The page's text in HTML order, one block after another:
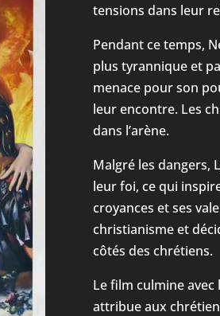
tensions dans leur
Pendant ce temps,
plus tyrannique et
menace pour son
leur encontre. Les
dans l’arène.
Malgré les dangers,
leur foi, ce qui
croyances et ses
christianisme et
côtés des chrétiens.
Le film culmine
attribue aux